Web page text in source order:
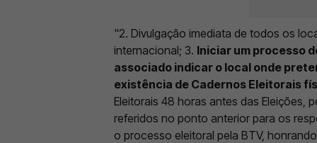
"2. Divulgação imediata de todos os
internacional; 3. Iniciar um processo
associado indicar o local onde
existência de Cadernos Eleitorais
Eleitorais 48 horas antes das Eleições,
referidos no ponto anterior para os
o processo eleitoral pela BTV,